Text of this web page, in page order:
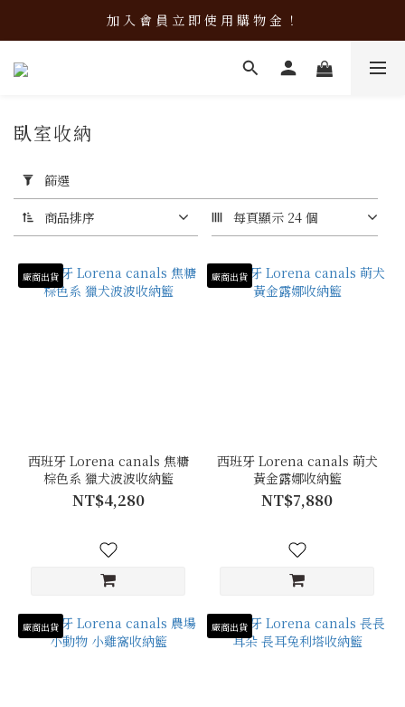
加 入 會 員 立 即 使 用 購 物 金 ！
加 入 會 員 立 即 使 用 購 物 金 ！
會 員 限 定！會 員 點 數 換 現 金
用
篩
選
(0/20)
價格
(NT$)
臥室收納
篩選
商品排序 每頁顯示 24 個
廠商出貨
西班牙 Lorena canals 焦糖
棕色系 獵犬波波收納籃
NT$4,280
廠商出貨
西班牙 Lorena canals 萌犬
黃金露娜收納籃
NT$7,880
廠商出貨 廠商出貨